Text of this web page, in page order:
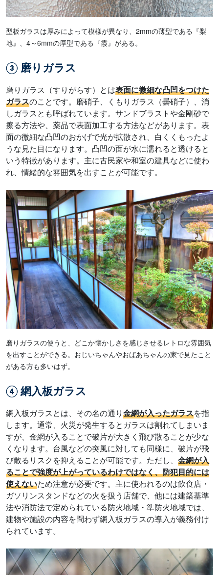
型板ガラスは厚みによって模様が異なり、2mmの薄型である『梨
地』、4～6mmの厚型である『霞』がある。
③ 磨りガラス
磨りガラス（すりがらす）とは表面に微細な凸凹をつけた
ガラスのことです。磨硝子、くもりガラス（曇硝子）、消
しガラスとも呼ばれています。サンドブラストや金剛砂で
擦る方法や、薬品で表面加工する方法などがあります。表
面の微細な凸凹のおかげで光が拡散され、白くくもったよ
うな見た目になります。凸凹の面が水に濡れると透けると
いう特徴があります。主に古民家や和室の建具などに使わ
れ、情緒的な雰囲気を出すことが可能です。
磨りガラスの使うと、どこか懐かしさを感じさせるレトロな雰囲気
を出すことができる。おじいちゃんやおばあちゃんの家で見たこと
がある方も多いはず。
④ 網入板ガラス
網入板ガラスとは、その名の通り金網が入ったガラスを指
します。通常、火災が発生するとガラスは割れてしまいま
すが、金網が入ることで破片が大きく飛び散ることが少な
くなります。台風などの突風に対しても同様に、破片が飛
び散るリスクを抑えることが可能です。ただし、 金網が入
ることで強度が上がっているわけではなく、防犯目的には
使えないため注意が必要です。主に使われるのは飲食店・
ガソリンスタンドなどの火を扱う店舗で、他には建築基準
法や消防法で定められている防火地域・準防火地域では、
建物や施設の内容を問わず網入板ガラスの導入が義務付け
られています。